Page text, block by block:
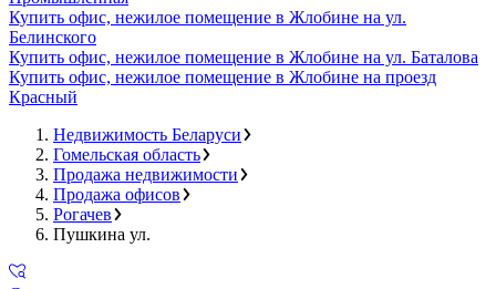
Купить офис, нежилое помещение в Жлобине на ул.
Белинского
Купить офис, нежилое помещение в Жлобине на ул. Баталова
Купить офис, нежилое помещение в Жлобине на проезд
Красный
Недвижимость Беларуси
Гомельская область
Продажа недвижимости
Продажа офисов
Рогачев
Пушкина ул.